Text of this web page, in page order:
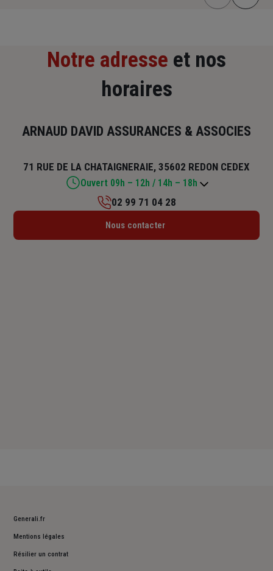
Notre adresse et nos
horaires
ARNAUD DAVID ASSURANCES & ASSOCIES
71 RUE DE LA CHATAIGNERAIE, 35602 REDON CEDEX
Ouvert 09h – 12h / 14h – 18h
Lundi : 09h – 12h / 14h – 18h
02 99 71 04 28
Nous contacter
Generali.fr
Mentions légales
Résilier un contrat